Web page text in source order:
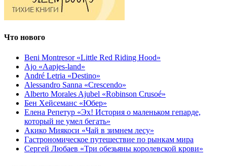
Что нового
Beni Montresor «Little Red Riding Hood»
Ajo «Aapjes-land»
André Letria «Destino»
Alessandro Sanna «Crescendo»
Alberto Morales Ajubel «Robinson Crusoé»
Бен Хейсеманс «Юбер»
Елена Репетур «Эх! История о маленьком гепарде,
который не умел бегать»
Акико Миякоси «Чай в зимнем лесу»
Гастрономическое путешествие по рынкам мира
Сергей Любаев «Три обезьяны королевской крови»